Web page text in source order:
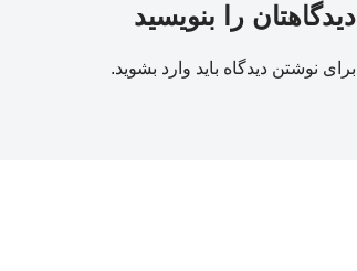
دیدگاهتان را بنویسید
برای نوشتن دیدگاه باید وارد بشوید.